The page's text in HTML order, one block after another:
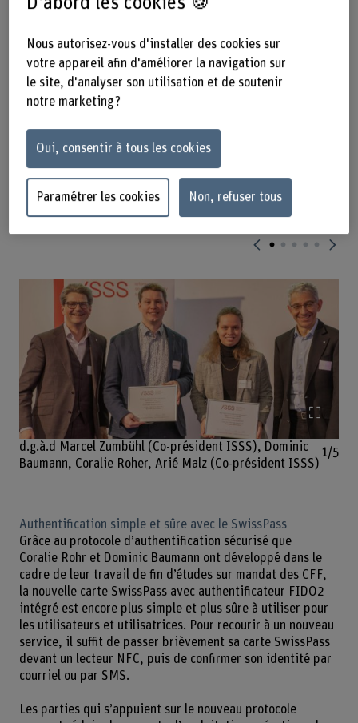
l’ISSS Excellence Award!
Les deux diplômé-e-s du Bachelor en Informatique ont reçu
le 10 janvier le prix ISSS Excellence Award pour leur
Security. Le verdict émane d’un jury composé d’éminent-e-
s représentant-e-s de diverses hautes écoles spécialisées
suisses. Le prix est doté de CHF 4000.–.
d.g.à.d Marcel Zumbühl (Co-président ISSS), Dominic
Baumann, Coralie Roher, Arié Malz (Co-président ISSS)
1/5
Authentification simple et sûre avec le SwissPass
Grâce au protocole d’authentification sécurisé que
Coralie Rohr et Dominic Baumann ont développé dans le
cadre de leur travail de fin d’études sur mandat des CFF,
la nouvelle carte SwissPass avec authentificateur FIDO2
intégré est encore plus simple et plus sûre à utiliser pour
les utilisateurs et utilisatrices. Pour recourir à un nouveau
service, il suffit de passer brièvement sa carte SwissPass
devant un lecteur NFC, puis de confirmer son identité par
courriel ou par SMS.
Les parties qui s’appuient sur le nouveau protocole
Nous autorisez-vous d'installer des cookies sur
votre appareil afin d'améliorer la navigation sur
le site, d'analyser son utilisation et de soutenir
notre marketing ?
Oui, consentir à tous les cookies
Paramétrer les cookies Non, refuser tous